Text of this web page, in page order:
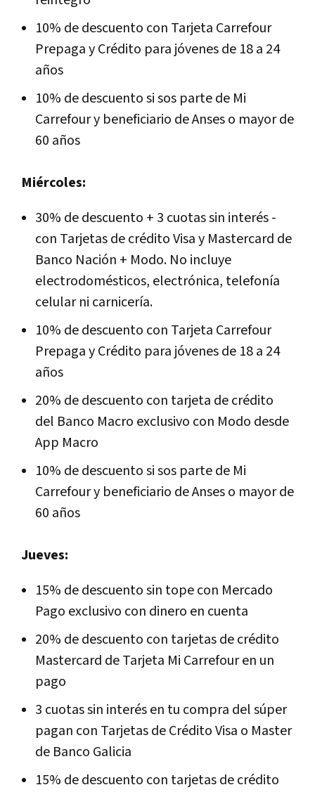
10% de descuento con Tarjeta Carrefour
Prepaga y Crédito para jóvenes de 18 a 24
años
10% de descuento si sos parte de Mi
Carrefour y beneficiario de Anses o mayor de
60 años
Miércoles:
30% de descuento + 3 cuotas sin interés -
con Tarjetas de crédito Visa y Mastercard de
Banco Nación + Modo. No incluye
electrodomésticos, electrónica, telefonía
celular ni carnicería.
10% de descuento con Tarjeta Carrefour
Prepaga y Crédito para jóvenes de 18 a 24
años
20% de descuento con tarjeta de crédito
del Banco Macro exclusivo con Modo desde
App Macro
10% de descuento si sos parte de Mi
Carrefour y beneficiario de Anses o mayor de
60 años
Jueves:
15% de descuento sin tope con Mercado
Pago exclusivo con dinero en cuenta
20% de descuento con tarjetas de crédito
Mastercard de Tarjeta Mi Carrefour en un
pago
3 cuotas sin interés en tu compra del súper
pagan con Tarjetas de Crédito Visa o Master
de Banco Galicia
15% de descuento con tarjetas de crédito